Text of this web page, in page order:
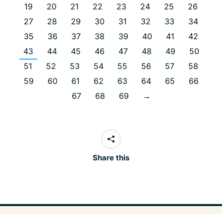
19
20 21 22 23 24 25
26
27
28 29 30 31 32 33
34
35
36 37 38 39 40 41
42
43
44 45 46 47 48 49
50
51
52 53 54 55 56 57
58
59
60 61 62 63 64 65
66
67
68 69 →
Share this